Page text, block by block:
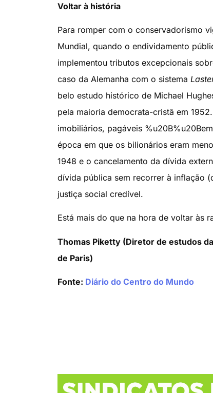
Voltar à história
Para romper com o conservadorismo
Mundial, quando o endividamento
implementou tributos excepcionais
caso da Alemanha com o sistema
belo estudo histórico de Michael
pela maioria democrata-cristã em
imobiliários, pagáveis
época em que os bilionários eram
1948 e o cancelamento da dívida
dívida pública sem recorrer à inflação
justiça social credível.
Está mais do que na hora de voltar às
Thomas Piketty (Diretor de estudos
de Paris)
Fonte: Diário do Centro do Mundo